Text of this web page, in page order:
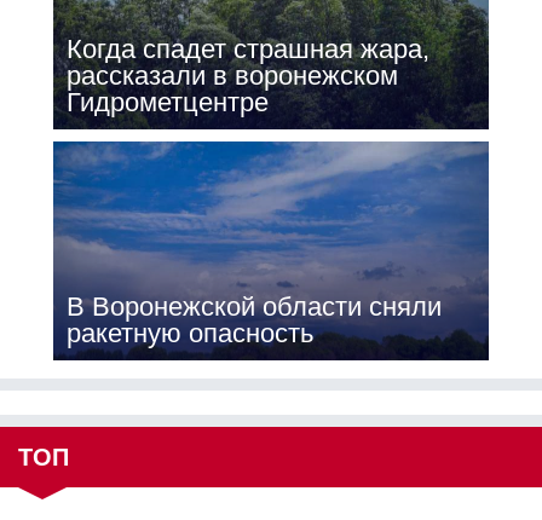
Когда спадет страшная жара,
рассказали в воронежском
Гидрометцентре
В Воронежской области сняли
ракетную опасность
ТОП